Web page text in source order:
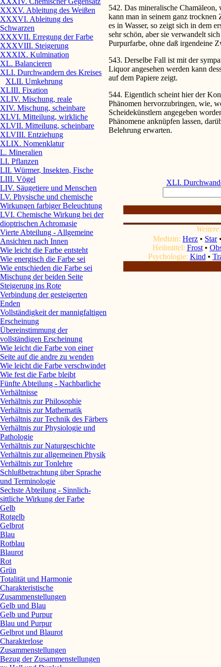
XXXV. Ableitung des Weißen
XXXVI. Ableitung des
Schwarzen
XXXVII. Erregung der Farbe
XXXVIII. Steigerung
XXXIX. Kulmination
XL. Balancieren
XLI. Durchwandern des Kreises
XLII. Umkehrung
XLIII. Fixation
XLIV. Mischung, reale
XIV. Mischung, scheinbare
XLVI. Mitteilung, wirkliche
XLVII. Mitteilung, scheinbare
XLVIII. Entziehung
XLIX. Nomenklatur
L. Mineralien
LI. Pflanzen
LII. Würmer, Insekten, Fische
LIII. Vögel
LIV. Säugetiere und Menschen
LV. Physische und chemische
Wirkungen farbiger Beleuchtung
LVI. Chemische Wirkung bei der
dioptrischen Achromasie
Vierte Abteilung - Allgemeine
Ansichten nach Innen
Wie leicht die Farbe entsteht
Wie energisch die Farbe sei
Wie entschieden die Farbe sei
Mischung der beiden Seite
Steigerung ins Rote
Verbindung der gesteigerten
Enden
Vollständigkeit der mannigfaltigen
Erscheinung
Übereinstimmung der
vollständigen Erscheinung
Wie leicht die Farbe von einer
Seite auf die andre zu wenden
Wie leicht die Farbe verschwindet
Wie fest die Farbe bleibt
Fünfte Abteilung - Nachbarliche
Verhältnisse
Verhältnis zur Philosophie
Verhältnis zur Mathematik
Verhältnis zur Technik des Färbers
Verhältnis zur Physiologie und
Pathologie
Verhältnis zur Naturgeschichte
Verhältnis zur allgemeinen Physik
Verhältnis zur Tonlehre
Schlußbetrachtung über Sprache
und Terminologie
Sechste Abteilung - Sinnlich-
sittliche Wirkung der Farbe
Gelb
Rotgelb
Gelbrot
Blau
Rotblau
Blaurot
Rot
Grün
Totalität und Harmonie
Charakteristische
Zusammenstellungen
Gelb und Blau
Gelb und Purpur
Blau und Purpur
Gelbrot und Blaurot
Charakterlose
Zusammenstellungen
Bezug der Zusammenstellungen
542. Das mineralische
kann man in seinem ganz trocknen
es in Wasser, so zeigt sich in dem
sehr schön, aber sie verwandelt
Purpurfarbe, ohne daß irgendeine
543. Derselbe Fall ist mit der
Liquor angesehen werden kann
auf dem Papiere zeigt.
544. Eigentlich scheint hier der
Phänomen hervorzubringen, wie,
Scheidekünstlern angegeben
Phänomene anknüpfen lassen,
Belehrung erwarten.
XLI.
Medizin: Herz • Star
Heilmittel: Frost•
Psychologie: Kind •